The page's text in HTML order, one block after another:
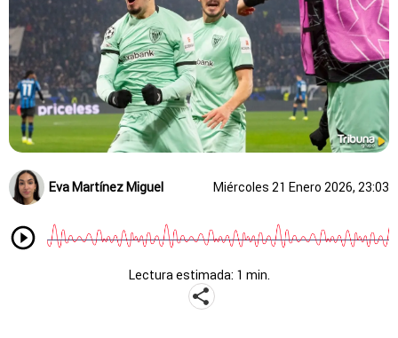
Eva Martínez Miguel Miércoles 21 Enero 2026, 23:03
Lectura estimada: 1 min.